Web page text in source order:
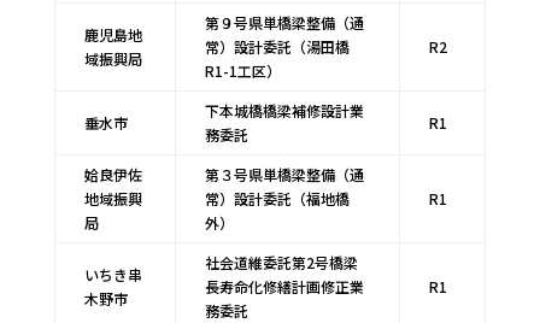
鹿児島地
域振興局
第９号県単橋梁整備（通
常）設計委託（湯田橋
R1-1工区）
R2
垂水市
下本城橋橋梁補修設計業
務委託
R1
姶良伊佐
地域振興
局
第３号県単橋梁整備（通
常）設計委託（福地橋
外）
R1
いちき串
木野市
社会道維委託第2号橋梁
長寿命化修繕計画修正業
務委託
R1